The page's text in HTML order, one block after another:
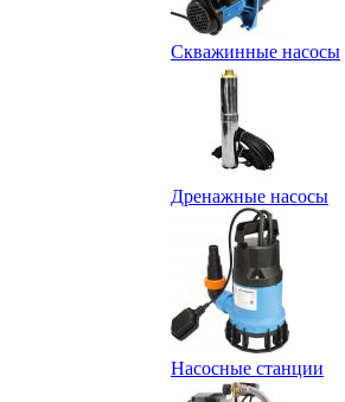
Скважинные насосы
Дренажные насосы
Насосные станции